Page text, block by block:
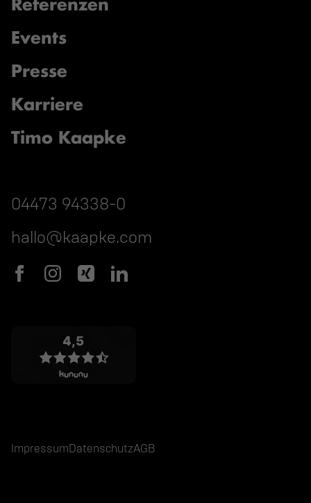
Events
Presse
Karriere
Timo Kaapke
04473 94338-0
hallo@kaapke.com
ImpressumDatenschutzAGB